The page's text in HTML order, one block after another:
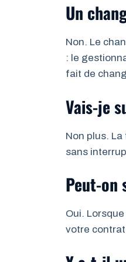
Un
Non. Le
: le
fait de
Vais-je
Non plus.
sans
Peut-on
Oui.
votre